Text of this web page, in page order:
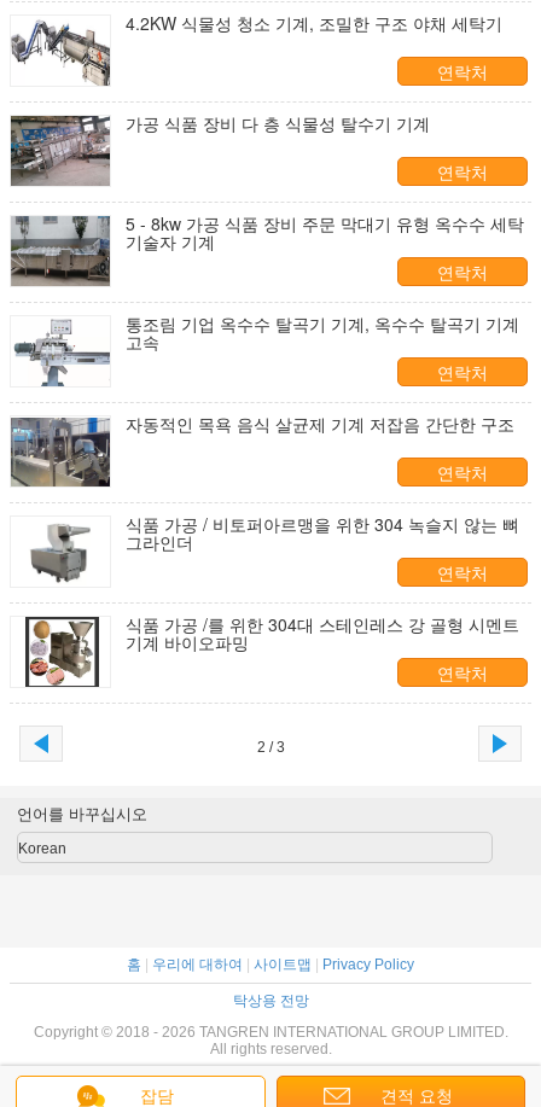
4.2KW 식물성 청소 기계, 조밀한 구조 야채 세탁기
연락처
가공 식품 장비 다 층 식물성 탈수기 기계
연락처
5 - 8kw 가공 식품 장비 주문 막대기 유형 옥수수 세탁
기술자 기계
연락처
통조림 기업 옥수수 탈곡기 기계, 옥수수 탈곡기 기계
고속
연락처
자동적인 목욕 음식 살균제 기계 저잡음 간단한 구조
연락처
식품 가공 / 비토퍼아르맹을 위한 304 녹슬지 않는 뼈
그라인더
연락처
식품 가공 /를 위한 304대 스테인레스 강 골형 시멘트
기계 바이오파밍
연락처
2 / 3
잡담 견적 요청
언어를 바꾸십시오
Korean
홈 우리에 대하여 사이트맵 Privacy Policy
탁상용 전망
Copyright © 2018 - 2026 TANGREN INTERNATIONAL GROUP LIMITED.
All rights reserved.